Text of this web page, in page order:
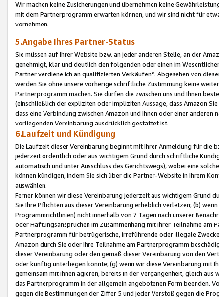
Wir machen keine Zusicherungen und übernehmen keine
mit dem Partnerprogramm erwarten können, und wir sind nicht für
vornehmen.
5.Angabe Ihres Partner-Status
Sie müssen auf Ihrer Website bzw. an jeder anderen Stelle, an der
genehmigt, klar und deutlich den folgenden oder einen im
Partner verdiene ich an qualifizierten Verkäufen“. Abgesehen von
werden Sie ohne unsere vorherige schriftliche Zustimmung keine
Partnerprogramm machen. Sie dürfen die zwischen uns und Ihnen
(einschließlich der expliziten oder impliziten Aussage, dass Amazon
dass eine Verbindung zwischen Amazon und Ihnen oder einer
vorliegenden Vereinbarung ausdrücklich gestattet ist.
6.Laufzeit und Kündigung
Die Laufzeit dieser Vereinbarung beginnt mit Ihrer Anmeldung für die
jederzeit ordentlich oder aus wichtigem Grund durch schriftliche
automatisch und unter Ausschluss des Gerichtswegs), wobei eine
können kündigen, indem Sie sich über die Partner-Website in Ihrem
auswählen.
Ferner können wir diese Vereinbarung jederzeit aus wichtigem Grund
Sie Ihre Pflichten aus dieser Vereinbarung erheblich verletzen; (b)
Programmrichtlinien) nicht innerhalb von 7 Tagen nach unserer
oder Haftungsansprüchen im Zusammenhang mit Ihrer Teilnahme am
Partnerprogramm für betrügerische, irreführende oder illegale
Amazon durch Sie oder Ihre Teilnahme am Partnerprogramm
dieser Vereinbarung oder den gemäß dieser Vereinbarung von den
oder künftig unterliegen könnte; (g) wenn wir diese Vereinbarung mit
gemeinsam mit Ihnen agieren, bereits in der Vergangenheit, gleich
das Partnerprogramm in der allgemein angebotenen Form beenden.
gegen die Bestimmungen der Ziffer 5 und jeder Verstoß gegen die